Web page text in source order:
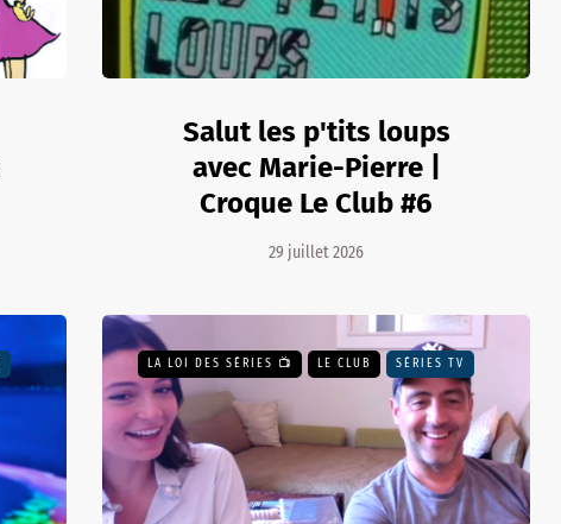
Salut les p'tits loups
avec Marie-Pierre |
Croque Le Club #6
29 juillet 2026
LA LOI DES SÉRIES 📺 LE CLUB SÉRIES TV